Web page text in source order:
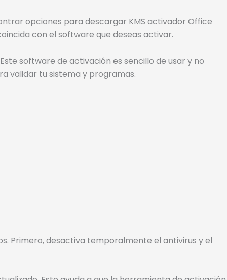
opciones para descargar KMS activador Office
con el software que deseas activar.
software de activación es sencillo de usar y no
validar tu sistema y programas.
Primero, desactiva temporalmente el antivirus y el